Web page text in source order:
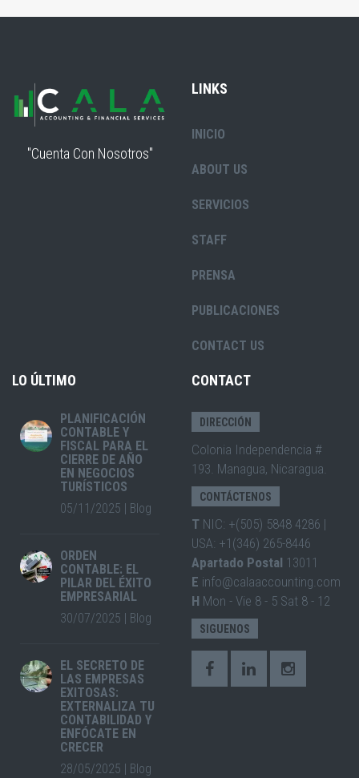
"Cuenta Con Nosotros"
LINKS
INICIO
ABOUT US
SERVICIOS
STAFF
PRENSA
PUBLICACIONES
CONTACT US
LO ÚLTIMO
PLANIFICACIÓN
CONTABLE Y
FISCAL PARA EL
CIERRE DE AÑO
EN NEGOCIOS
TURÍSTICOS
05/11/2025 | Blog
ORDEN
CONTABLE: EL
PILAR DEL ÉXITO
EMPRESARIAL
30/07/2025 | Blog
EL SECRETO DE
LAS EMPRESAS
EXITOSAS:
EXTERNALIZA TU
CONTABILIDAD Y
ENFÓCATE EN
CRECER
28/05/2025 | Blog
CONTACT
DIRECCIÓN
Colonia Independencia #
193. Managua, Nicaragua.
CONTÁCTENOS
T NIC: +(505) 5848 4286 |
USA: +1(346) 265-8446
Apartado Postal 13011
E info@calaaccounting.com
H Mon - Vie 8 - 5 Sat 8 - 12
SIGUENOS